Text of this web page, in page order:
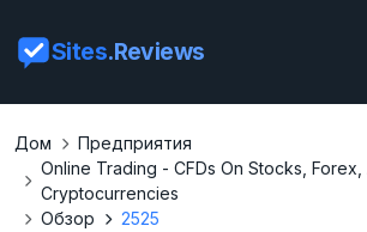
Sites.Reviews
Дом
Предприятия
Online Trading - CFDs On Stocks, Forex,
Cryptocurrencies
Обзор
2525